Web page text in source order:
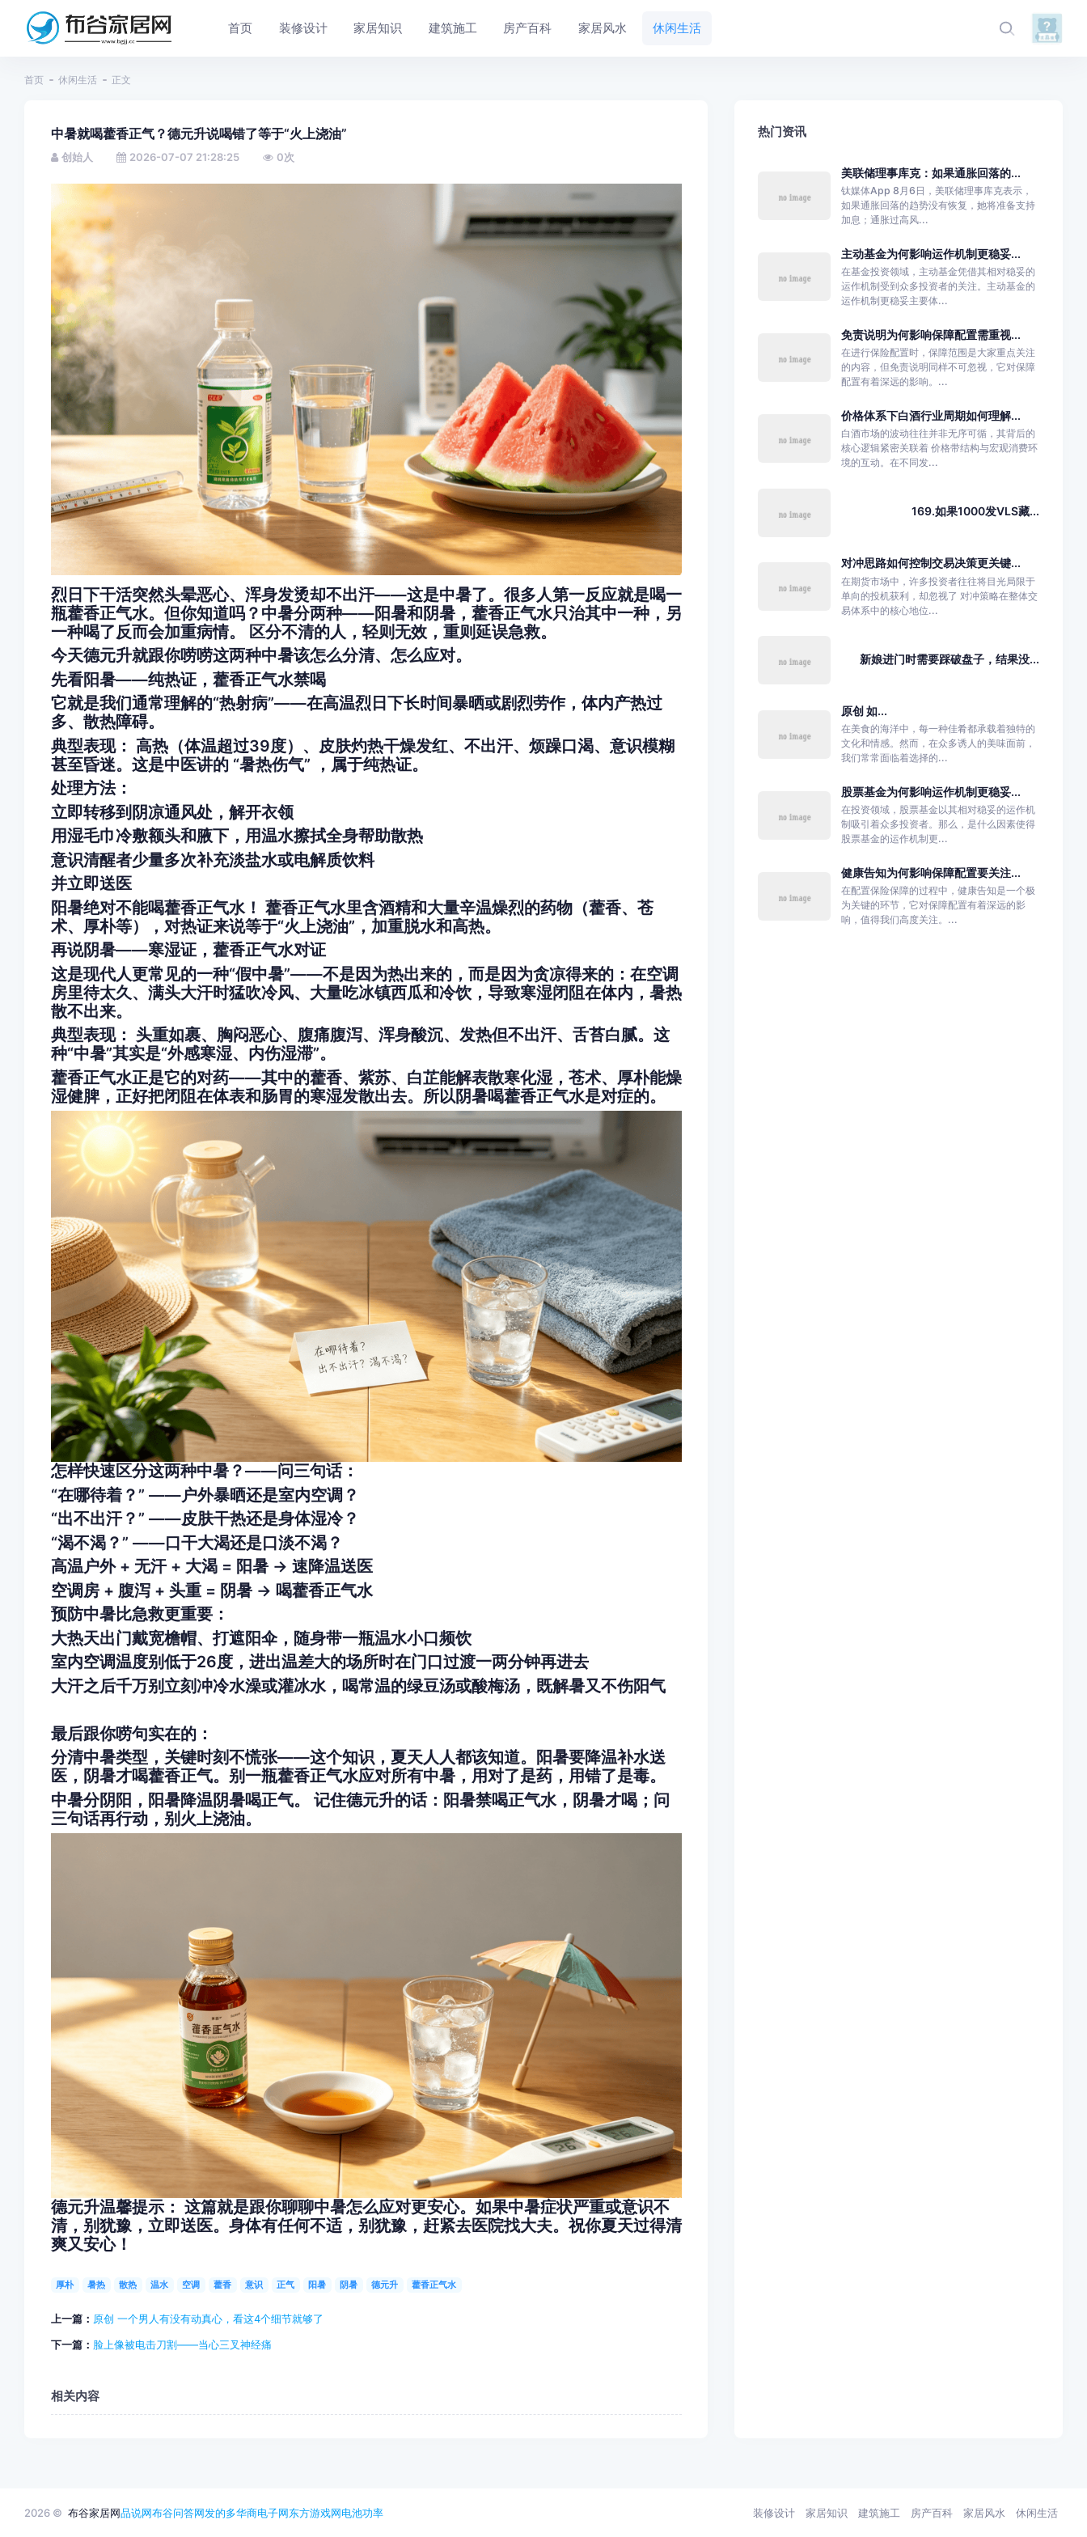
首页 装修设计 家居知识 建筑施工 房产百科 家居风水 休闲生活
首页 休闲生活 正文
中暑就喝藿香正气？德元升说喝错了等于“火上浇油”
创始人 2026-07-07 21:28:25 0次
烈日下干活突然头晕恶心、浑身发烫却不出汗——这是中暑了。很多人第一反应就是喝一
瓶藿香正气水。但你知道吗？中暑分两种——阳暑和阴暑，藿香正气水只治其中一种，另
一种喝了反而会加重病情。 区分不清的人，轻则无效，重则延误急救。
今天德元升就跟你唠唠这两种中暑该怎么分清、怎么应对。
先看阳暑——纯热证，藿香正气水禁喝
它就是我们通常理解的“热射病”——在高温烈日下长时间暴晒或剧烈劳作，体内产热过
多、散热障碍。
典型表现： 高热（体温超过39度）、皮肤灼热干燥发红、不出汗、烦躁口渴、意识模糊
甚至昏迷。这是中医讲的 “暑热伤气” ，属于纯热证。
处理方法：
立即转移到阴凉通风处，解开衣领
用湿毛巾冷敷额头和腋下，用温水擦拭全身帮助散热
意识清醒者少量多次补充淡盐水或电解质饮料
并立即送医
阳暑绝对不能喝藿香正气水！ 藿香正气水里含酒精和大量辛温燥烈的药物（藿香、苍
术、厚朴等），对热证来说等于“火上浇油”，加重脱水和高热。
再说阴暑——寒湿证，藿香正气水对证
这是现代人更常见的一种“假中暑”——不是因为热出来的，而是因为贪凉得来的：在空调
房里待太久、满头大汗时猛吹冷风、大量吃冰镇西瓜和冷饮，导致寒湿闭阻在体内，暑热
散不出来。
典型表现： 头重如裹、胸闷恶心、腹痛腹泻、浑身酸沉、发热但不出汗、舌苔白腻。这
种“中暑”其实是“外感寒湿、内伤湿滞”。
藿香正气水正是它的对药——其中的藿香、紫苏、白芷能解表散寒化湿，苍术、厚朴能燥
湿健脾，正好把闭阻在体表和肠胃的寒湿发散出去。所以阴暑喝藿香正气水是对症的。
怎样快速区分这两种中暑？——问三句话：
“在哪待着？” ——户外暴晒还是室内空调？
“出不出汗？” ——皮肤干热还是身体湿冷？
“渴不渴？” ——口干大渴还是口淡不渴？
高温户外 + 无汗 + 大渴 = 阳暑 → 速降温送医
空调房 + 腹泻 + 头重 = 阴暑 → 喝藿香正气水
预防中暑比急救更重要：
大热天出门戴宽檐帽、打遮阳伞，随身带一瓶温水小口频饮
室内空调温度别低于26度，进出温差大的场所时在门口过渡一两分钟再进去
大汗之后千万别立刻冲冷水澡或灌冰水，喝常温的绿豆汤或酸梅汤，既解暑又不伤阳气
最后跟你唠句实在的：
分清中暑类型，关键时刻不慌张——这个知识，夏天人人都该知道。阳暑要降温补水送
医，阴暑才喝藿香正气。别一瓶藿香正气水应对所有中暑，用对了是药，用错了是毒。
中暑分阴阳，阳暑降温阴暑喝正气。 记住德元升的话：阳暑禁喝正气水，阴暑才喝；问
三句话再行动，别火上浇油。
德元升温馨提示： 这篇就是跟你聊聊中暑怎么应对更安心。如果中暑症状严重或意识不
清，别犹豫，立即送医。身体有任何不适，别犹豫，赶紧去医院找大夫。祝你夏天过得清
爽又安心！
厚朴 暑热 散热 温水 空调 藿香 意识 正气 阳暑 阴暑 德元升 藿香正气水
上一篇： 原创 一个男人有没有动真心，看这4个细节就够了
下一篇： 脸上像被电击刀割——当心三叉神经痛
相关内容
热门资讯
美联储理事库克：如果通胀回落的...
钛媒体App 8月6日，美联储理事库克表示，
如果通胀回落的趋势没有恢复，她将准备支持
加息；通胀过高风...
主动基金为何影响运作机制更稳妥...
在基金投资领域，主动基金凭借其相对稳妥的
运作机制受到众多投资者的关注。主动基金的
运作机制更稳妥主要体...
免责说明为何影响保障配置需重视...
在进行保险配置时，保障范围是大家重点关注
的内容，但免责说明同样不可忽视，它对保障
配置有着深远的影响。...
价格体系下白酒行业周期如何理解...
白酒市场的波动往往并非无序可循，其背后的
核心逻辑紧密关联着 价格带结构与宏观消费环
境的互动。在不同发...
169.如果1000发VLS藏...
对冲思路如何控制交易决策更关键...
在期货市场中，许多投资者往往将目光局限于
单向的投机获利，却忽视了 对冲策略在整体交
易体系中的核心地位...
新娘进门时需要踩破盘子，结果没...
原创 如...
在美食的海洋中，每一种佳肴都承载着独特的
文化和情感。然而，在众多诱人的美味面前，
我们常常面临着选择的...
股票基金为何影响运作机制更稳妥...
在投资领域，股票基金以其相对稳妥的运作机
制吸引着众多投资者。那么，是什么因素使得
股票基金的运作机制更...
健康告知为何影响保障配置要关注...
在配置保险保障的过程中，健康告知是一个极
为关键的环节，它对保障配置有着深远的影
响，值得我们高度关注。...
2026 © 布谷家居网品说网布谷问答网发的多华商电子网东方游戏网电池功率 装修设计 家居知识 建筑施工 房产百科 家居风水 休闲生活